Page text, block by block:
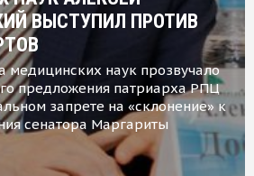
ВЫСТУПИЛ ПРОТИВ
медицинских наук прозвучало
предложения патриарха РПЦ
запрете на «склонение» к
сенатора Маргариты